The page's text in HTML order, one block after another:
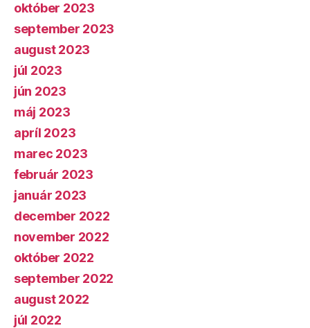
október 2023
september 2023
august 2023
júl 2023
jún 2023
máj 2023
apríl 2023
marec 2023
február 2023
január 2023
december 2022
november 2022
október 2022
september 2022
august 2022
júl 2022